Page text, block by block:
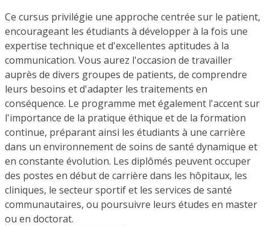
Ce cursus privilégie une approche centrée sur le patient,
encourageant les étudiants à développer à la fois une
expertise technique et d'excellentes aptitudes à la
communication. Vous aurez l'occasion de travailler
auprès de divers groupes de patients, de comprendre
leurs besoins et d'adapter les traitements en
conséquence. Le programme met également l'accent sur
l'importance de la pratique éthique et de la formation
continue, préparant ainsi les étudiants à une carrière
dans un environnement de soins de santé dynamique et
en constante évolution. Les diplômés peuvent occuper
des postes en début de carrière dans les hôpitaux, les
cliniques, le secteur sportif et les services de santé
communautaires, ou poursuivre leurs études en master
ou en doctorat.